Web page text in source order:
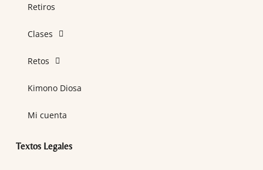
Retiros
Clases
Retos
Kimono Diosa
Mi cuenta
Textos Legales